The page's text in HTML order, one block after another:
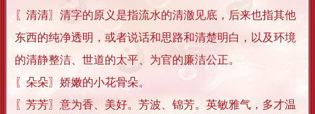
〖清清〗清字的原义是指流水的清澈见底，后来也指其他
东西的纯净透明，或者说话和思路和清楚明白，以及环境
的清静整洁、世道的太平、为官的廉洁公正。
〖朵朵〗娇嫩的小花骨朵。
〖芳芳〗意为香、美好。芳波、锦芳。英敏雅气，多才温